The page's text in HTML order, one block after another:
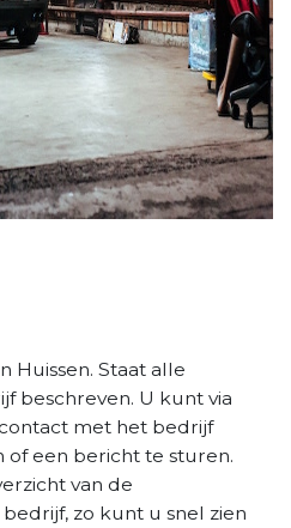
Huissen. Staat alle
beschreven. U kunt via
met het bedrijf
een bericht te sturen.
van de
zo kunt u snel zien